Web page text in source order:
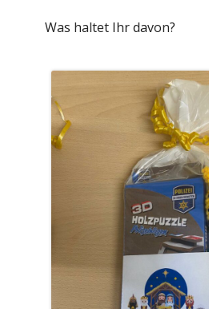
Was haltet Ihr davon?